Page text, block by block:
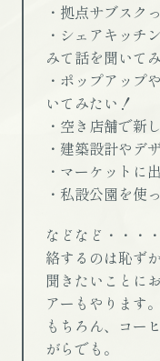
・拠点サブスク
・シェアキッチ
みて話を聞いて
・ポップアップ
いてみたい！
・空き店舗で新
・建築設計やデ
・マーケットに
・私設公園を使
などなど・・・
絡するのは恥ず
聞きたいことに
アーもやります。
もちろん、コー
がらでも。